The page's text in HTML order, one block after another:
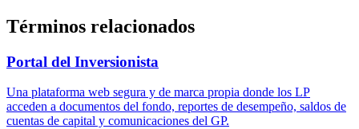
Términos relacionados
Portal del Inversionista
Una plataforma web segura y de marca propia donde los LP
acceden a documentos del fondo, reportes de desempeño, saldos de
cuentas de capital y comunicaciones del GP.